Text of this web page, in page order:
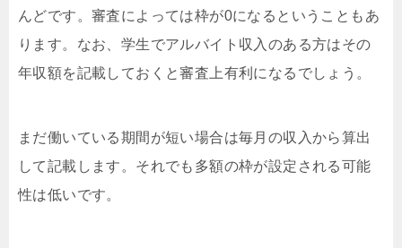
んどです。審査によっては枠が0になるということもあ
ります。なお、学生でアルバイト収入のある方はその
年収額を記載しておくと審査上有利になるでしょう。
まだ働いている期間が短い場合は毎月の収入から算出
して記載します。それでも多額の枠が設定される可能
性は低いです。